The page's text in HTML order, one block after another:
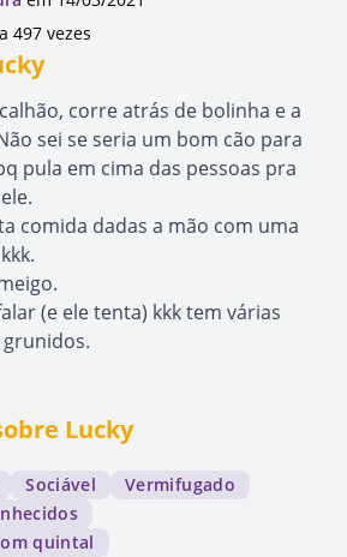
497 vezes
corre atrás de bolinha e a
sei se seria um bom cão para
pula em cima das pessoas pra
comida dadas a mão com uma
(e ele tenta) kkk tem várias
Lucky
Sociável
Vermifugado
quintal